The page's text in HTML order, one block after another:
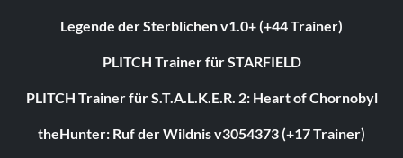
Legende der Sterblichen v1.0+ (+44 Trainer)
PLITCH Trainer für STARFIELD
PLITCH Trainer für S.T.A.L.K.E.R. 2: Heart of Chornobyl
theHunter: Ruf der Wildnis v3054373 (+17 Trainer)